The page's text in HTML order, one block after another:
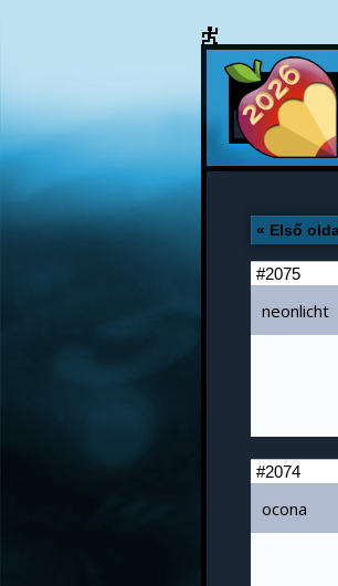
« Első
#2075
neonlicht
#2074
ocona